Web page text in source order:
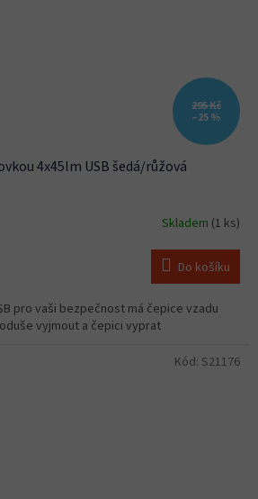
295 Kč
–25 %
4x45lm USB šedá/růžová
Skladem (1 ks)
Do košíku
pro vaši bezpečnost má čepice vzadu
vyjmout a čepici vyprat
Kód: S21176